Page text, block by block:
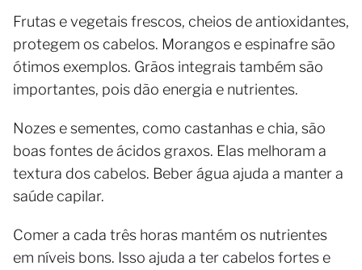
Frutas e vegetais frescos, cheios de antioxidantes,
protegem os cabelos. Morangos e espinafre são
ótimos exemplos. Grãos integrais também são
importantes, pois dão energia e nutrientes.
Nozes e sementes, como castanhas e chia, são
boas fontes de ácidos graxos. Elas melhoram a
textura dos cabelos. Beber água ajuda a manter a
saúde capilar.
Comer a cada três horas mantém os nutrientes
em níveis bons. Isso ajuda a ter cabelos fortes e